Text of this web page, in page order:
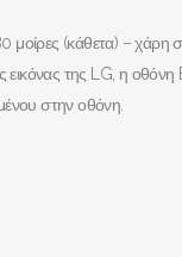
μοίρες (κάθετα) – χάρη
εικόνας της LG, η οθόνη
στην οθόνη.